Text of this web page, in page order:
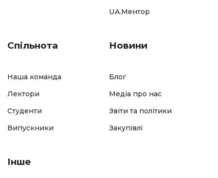
UA.Ментор
Спільнота
Наша команда
Лектори
Студенти
Випускники
Новини
Блог
Медіа про нас
Звіти та політики
Закупівлі
Інше